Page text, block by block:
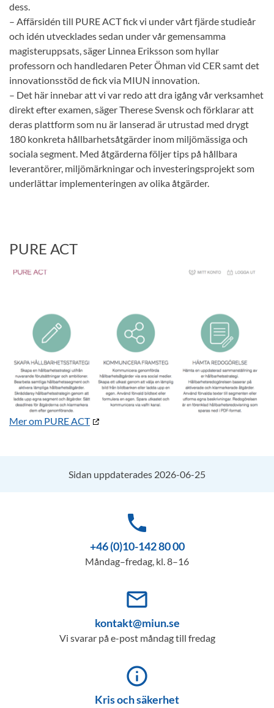
dess.
– Affärsidén till PURE ACT fick vi under vårt fjärde studieår
och idén utvecklades sedan under vår gemensamma
magisteruppsats, säger Linnea Eriksson som hyllar
professorn och handledaren Peter Öhman vid CER samt det
innovationsstöd de fick via MIUN innovation.
– Det här innebar att vi var redo att dra igång vår verksamhet
direkt efter examen, säger Therese Svensk och förklarar att
deras plattform som nu är lanserad är utrustad med drygt
180 konkreta hållbarhetsåtgärder inom miljömässiga och
sociala segment. Med åtgärderna följer tips på hållbara
leverantörer, miljömärkningar och investeringsprojekt som
underlättar implementeringen av olika åtgärder.
PURE ACT
Mer om PURE ACT
Sidan uppdaterades 2026-06-25
phone
+46 (0)10-142 80 00
Måndag–fredag, kl. 8–16
mail_outline
kontakt@miun.se
Vi svarar på e-post måndag till fredag
info_outline
Kris och säkerhet